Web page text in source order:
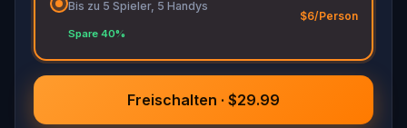
Bis zu 5 Spieler, 5 Handys
Spare 40%
$6/Person
Freischalten · $29.99